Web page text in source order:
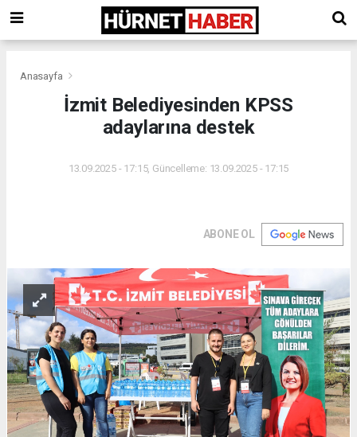
Anasayfa
İzmit Belediyesinden KPSS
adaylarına destek
13.09.2025 - 17:15, Güncelleme: 13.09.2025 - 17:15
ABONE OL